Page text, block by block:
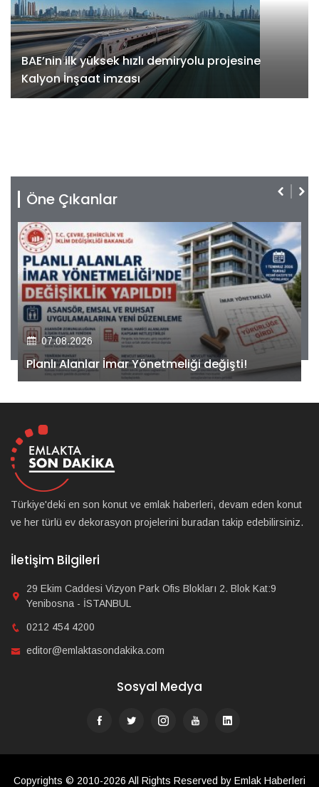
BAE’nin ilk yüksek hızlı demiryolu projesine
Kalyon İnşaat imzası
Öne Çıkanlar
07.08.2026
Kiler GYO’dan Pendik Dolayoba projesiyle ilgili
önemli adım!
Türkiye'deki en son konut ve emlak haberleri, devam eden konut
ve her türlü ev dekorasyon projelerini buradan takip edebilirsiniz.
İletişim Bilgileri
29 Ekim Caddesi Vizyon Park Ofis Blokları 2. Blok Kat:9
Yenibosna - İSTANBUL
0212 454 4200
editor@emlaktasondakika.com
Sosyal Medya
Copyrights © 2010-2026 All Rights Reserved by Emlak Haberleri